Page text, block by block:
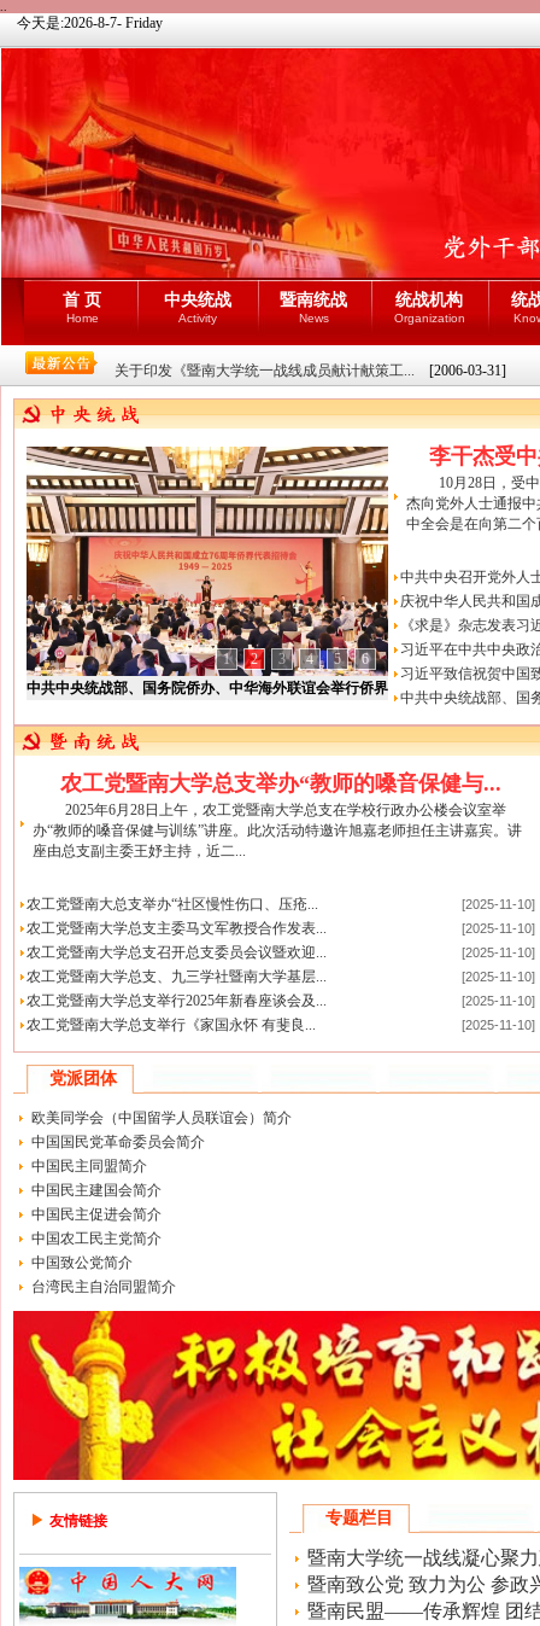
今天是:2026-8-7- Friday
首 页
Home
中央统战
Activity
暨南统战
News
统战机构
Organization
统
关于印发《暨南大学统一战线成员献计献策工... [2006-03-31]
1 2 3 4 5
6
中共中央统战部、国务院侨办、中华海外联谊会举行侨界
李干杰受
10月28日，受
杰向党外人士通报
中全会是在向第二个
中共中央召开党外人
庆祝中华人民共和国
《求是》杂志发表习
习近平在中共中央政
习近平致信祝贺中国
中共中央统战部、国
农工党暨南大学总支举办“教师的嗓音保健与...
2025年6月28日上午，农工党暨南大学总支在学校行政办公楼会议室举
办“教师的嗓音保健与训练”讲座。此次活动特邀许旭嘉老师担任主讲嘉宾。讲
座由总支副主委王妤主持，近二...
[2025-11-10]
农工党暨南大总支举办“社区慢性伤口、压疮...
[2025-11-10]
农工党暨南大学总支主委马文军教授合作发表...
[2025-11-10]
农工党暨南大学总支召开总支委员会议暨欢迎...
[2025-11-10]
农工党暨南大学总支、九三学社暨南大学基层...
[2025-11-10]
农工党暨南大学总支举行2025年新春座谈会及...
[2025-11-10]
农工党暨南大学总支举行《家国永怀 有斐良...
党派团体
欧美同学会（中国留学人员联谊会）简介
中国国民党革命委员会简介
中国民主同盟简介
中国民主建国会简介
中国民主促进会简介
中国农工民主党简介
中国致公党简介
台湾民主自治同盟简介
友情链接 专题栏目
暨南大学统一战线凝心聚
暨南致公党 致力为公 参
暨南民盟——传承辉煌 团